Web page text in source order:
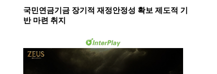
국민연금기금 장기적 재정안정성 확보 제도적 기
반 마련 취지